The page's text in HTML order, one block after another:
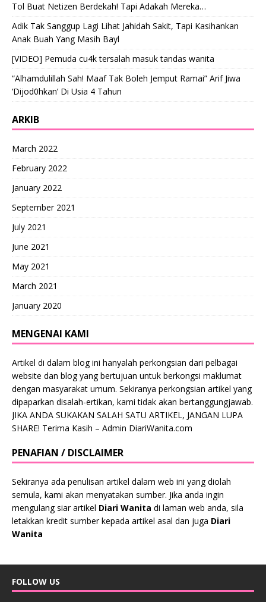
Tol Buat Netizen Berdekah! Tapi Adakah Mereka…
Adik Tak Sanggup Lagi Lihat Jahidah Sakit, Tapi Kasihankan
Anak Buah Yang Masih Bayl
[VIDEO] Pemuda cu4k tersalah masuk tandas wanita
“Alhamdulillah Sah! Maaf Tak Boleh Jemput Ramai” Arif Jiwa
‘Dijod0hkan’ Di Usia 4 Tahun
ARKIB
March 2022
February 2022
January 2022
September 2021
July 2021
June 2021
May 2021
March 2021
January 2020
MENGENAI KAMI
Artikel di dalam blog ini hanyalah perkongsian dari pelbagai
website dan blog yang bertujuan untuk berkongsi maklumat
dengan masyarakat umum. Sekiranya perkongsian artikel yang
dipaparkan disalah-ertikan, kami tidak akan bertanggungjawab.
JIKA ANDA SUKAKAN SALAH SATU ARTIKEL, JANGAN LUPA
SHARE! Terima Kasih – Admin DiariWanita.com
PENAFIAN / DISCLAIMER
Sekiranya ada penulisan artikel dalam web ini yang diolah
semula, kami akan menyatakan sumber. Jika anda ingin
mengulang siar artikel Diari Wanita di laman web anda, sila
letakkan kredit sumber kepada artikel asal dan juga Diari
Wanita
FOLLOW US